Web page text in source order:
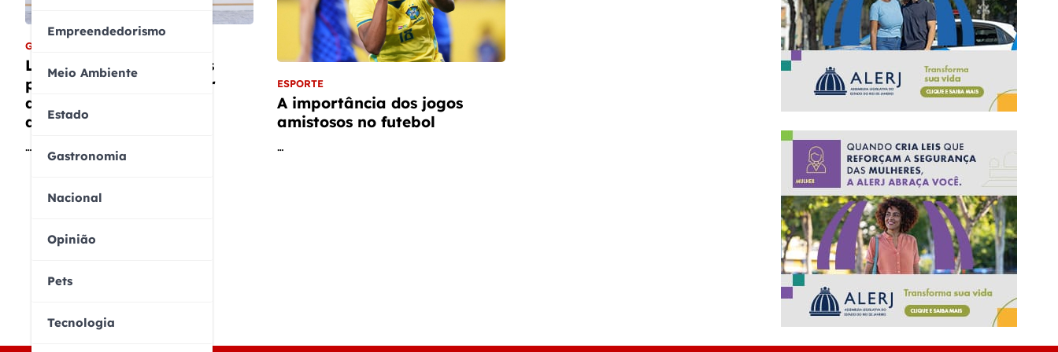
Empreendedorismo
Meio Ambiente
Estado
Gastronomia
Nacional
Opinião
Pets
Tecnologia
GEOPOLÍTICA
Lula cobra empenho dos
países ricos para reduzir
desigualdades globais
durante Cúpula do G7
…
ESPORTE
A importância dos jogos
amistosos no futebol
…